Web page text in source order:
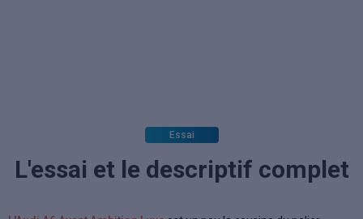
Essai
L'essai et le descriptif complet